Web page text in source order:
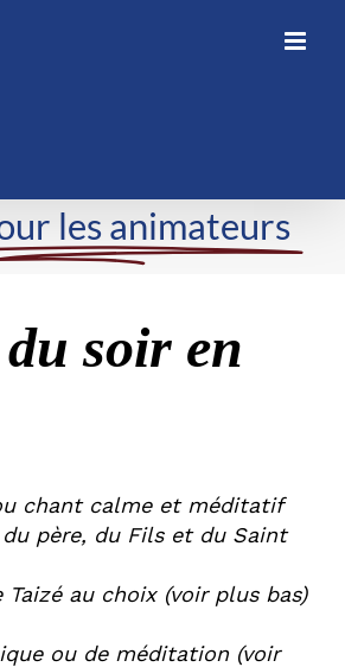
les animateurs
soir en
chant calme et méditatif
père, du Fils et du Saint
Taizé au choix (voir plus bas)
ou de méditation (voir